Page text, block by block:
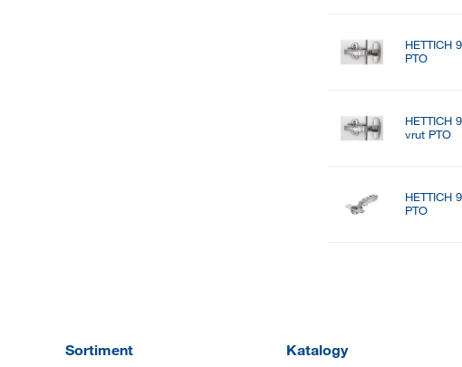
HETTICH
PTO
HETTICH
vrut PTO
HETTICH
PTO
Sortiment Katalogy